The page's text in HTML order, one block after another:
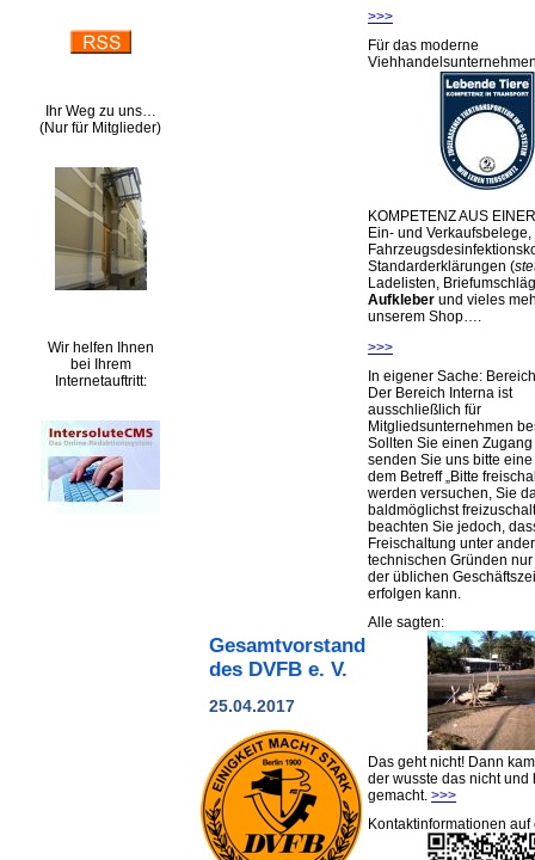
Ihr Weg zu uns…
(Nur für Mitglieder)
Wir helfen Ihnen
bei Ihrem
Internetauftritt:
Gesamtvorstand
des DVFB e. V.
25.04.2017
>>>
Für das moderne
KOMPETENZ AUS
Ein- und Verkaufsbelege,
Standarderklärungen (
Ladelisten,
Aufkleber und vieles
unserem Shop….
>>>
In eigener Sache:
Der Bereich Interna ist
ausschließlich für
Mitgliedsunternehmen
Sollten Sie einen
senden Sie uns bitte
dem Betreff „Bitte
werden versuchen, Sie
baldmöglichst
beachten Sie jedoch,
Freischaltung unter
technischen Gründen
der üblichen
erfolgen kann.
Alle sagten:
Das geht nicht! Dann
der wusste das nicht und
gemacht. >>>
Kontaktinformationen